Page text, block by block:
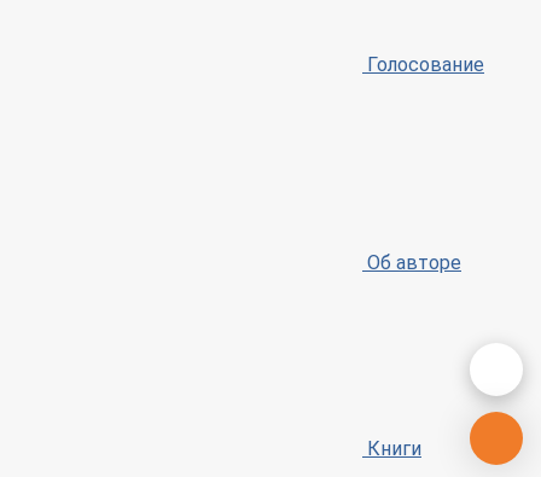
Голосование
Об авторе
Книги